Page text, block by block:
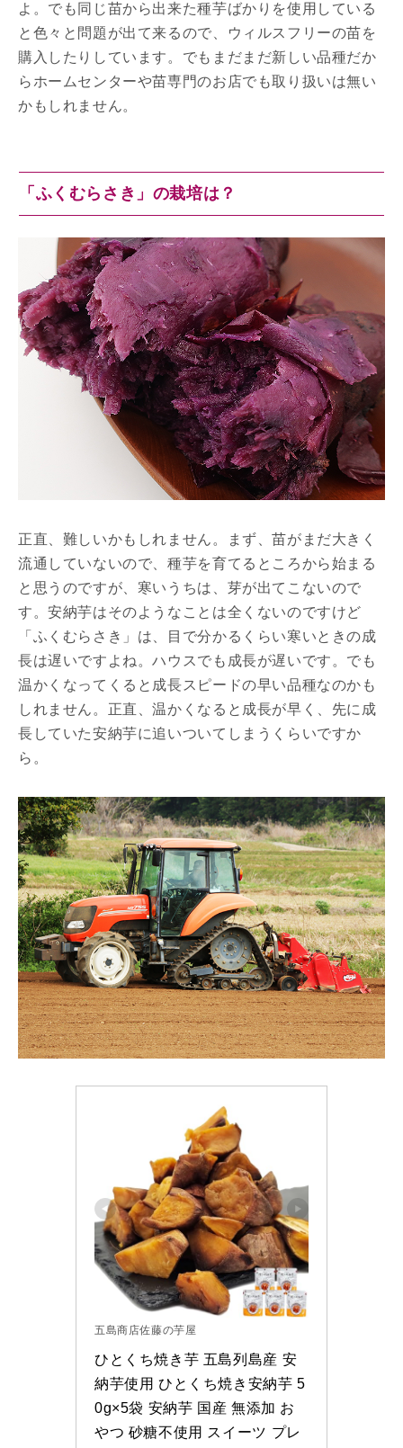
よ。でも同じ苗から出来た種芋ばかりを使用している
と色々と問題が出て来るので、ウィルスフリーの苗を
購入したりしています。でもまだまだ新しい品種だか
らホームセンターや苗専門のお店でも取り扱いは無い
かもしれません。
「ふくむらさき」の栽培は？
正直、難しいかもしれません。まず、苗がまだ大きく
流通していないので、種芋を育てるところから始まる
と思うのですが、寒いうちは、芽が出てこないので
す。安納芋はそのようなことは全くないのですけど
「ふくむらさき」は、目で分かるくらい寒いときの成
長は遅いですよね。ハウスでも成長が遅いです。でも
温かくなってくると成長スピードの早い品種なのかも
しれません。正直、温かくなると成長が早く、先に成
長していた安納芋に追いついてしまうくらいですか
ら。
五島商店佐藤の芋屋
ひとくち焼き芋 五島列島産 安
納芋使用 ひとくち焼き安納芋 5
0g×5袋 安納芋 国産 無添加 お
やつ 砂糖不使用 スイーツ プレ